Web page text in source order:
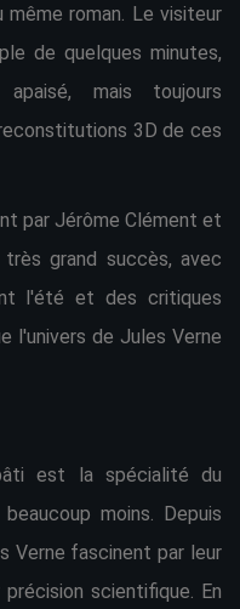
roman. Le visiteur
de quelques minutes,
mais toujours
3D de ces
par Jérôme Clément et
grand succès, avec
l'été et des critiques
l'univers de Jules Verne
est la spécialité du
moins. Depuis
Verne fascinent par leur
scientifique. En